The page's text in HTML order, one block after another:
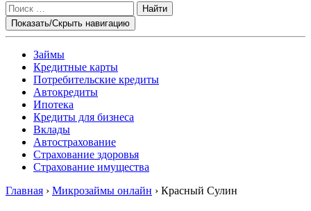
Найти
Показать/Скрыть навигацию
Займы
Кредитные карты
Потребительские кредиты
Автокредиты
Ипотека
Кредиты для бизнеса
Вклады
Автострахование
Страхование здоровья
Страхование имущества
Главная › Микрозаймы онлайн › Красный Сулин